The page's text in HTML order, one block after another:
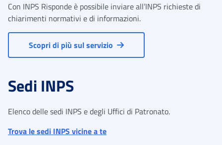
Con INPS Risponde è possibile inviare all’INPS richieste di
chiarimenti normativi e di informazioni.
Scopri di più sul servizio
Sedi INPS
Elenco delle sedi INPS e degli Uffici di Patronato.
Trova le sedi INPS vicine a te